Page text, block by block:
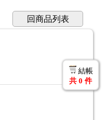
回商品列表
結帳
共 0 件